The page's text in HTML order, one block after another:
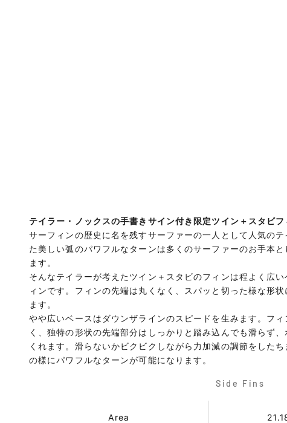
テイラー・ノックスの手書きサイン付き限定ツイン＋スタビフ
サーフィンの歴史に名を残すサーファーの一人として人気の
た美しい弧のパワフルなターンは多くのサーファーのお手本
ます。
そんなテイラーが考えたツイン＋スタビのフィンは程よく広
ィンです。フィンの先端は丸くなく、スパッと切った様な形
ます。
やや広いベースはダウンザラインのスピードを生みます。フ
く、独特の形状の先端部分はしっかりと踏み込んでも滑らず
くれます。滑らないかビクビクしながら力加減の調節をした
の様にパワフルなターンが可能になります。
Side Fins
Area